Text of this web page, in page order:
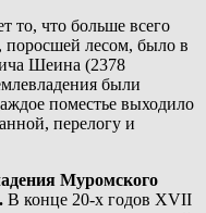
то, что больше всего
лесом, было в
Шеина (2378
были
поместье выходило
перелогу и
Муромского
В конце 20-х годов XVII